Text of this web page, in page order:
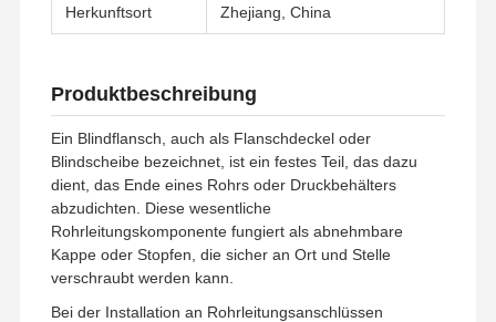
Startseite Produkte Videos Über Uns
Fabrik Tour
Qualitätskont
Kontakt Nachrichten
Herkunftsort Zhejiang, China
Produktbeschreibung
Ein Blindflansch, auch als Flanschdeckel oder
Blindscheibe bezeichnet, ist ein festes Teil, das dazu
dient, das Ende eines Rohrs oder Druckbehälters
abzudichten. Diese wesentliche
Rohrleitungskomponente fungiert als abnehmbare
Kappe oder Stopfen, die sicher an Ort und Stelle
verschraubt werden kann.
Bei der Installation an Rohrleitungsanschlüssen